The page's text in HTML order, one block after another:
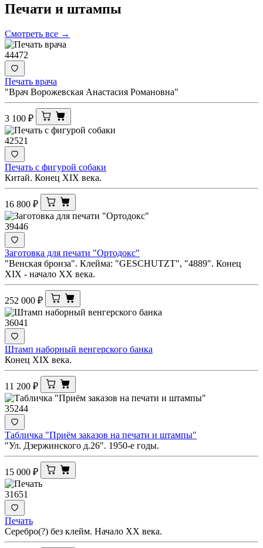
Печати и штампы
Смотреть все →
44472
Печать врача
"Врач Ворожевская Анастасия Романовна"
3 100 ₽
42521
Печать с фигурой собаки
Китай. Конец XIX века.
16 800 ₽
39446
Заготовка для печати "Ортодокс"
"Венская бронза". Клейма: "GESCHUTZT", "4889". Конец
XIX - начало ХХ века.
252 000 ₽
36041
Штамп наборный венгерского банка
Конец XIX века.
11 200 ₽
35244
Табличка "Приём заказов на печати и штампы"
"Ул. Дзержинского д.26". 1950-е годы.
15 000 ₽
31651
Печать
Серебро(?) без клейм. Начало ХХ века.